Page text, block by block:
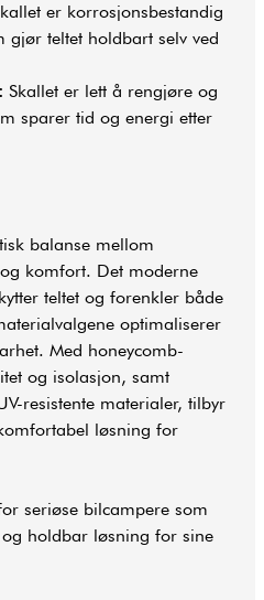
er korrosjonsbestandig
gjør teltet holdbart selv ved
Skallet er lett å rengjøre og
sparer tid og energi etter
balanse mellom
komfort. Det moderne
teltet og forenkler både
optimaliserer
Med honeycomb-
og isolasjon, samt
resistente materialer, tilbyr
løsning for
seriøse bilcampere som
holdbar løsning for sine